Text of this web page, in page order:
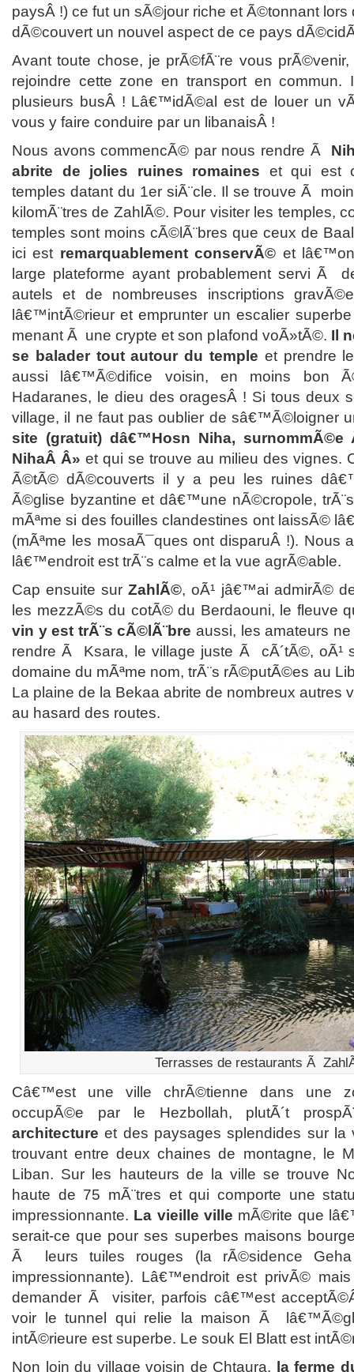
paysÂ !) ce fut un sÃ©jour riche et Ã©tonnant
dÃ©couvert un nouvel aspect de ce pays
Avant toute chose, je prÃ©fÃ¨re vous
rejoindre cette zone en transport en commun.
plusieurs busÂ ! Lâ€™idÃ©al est de louer un
vous y faire conduire par un libanaisÂ !
Nous avons commencÃ© par nous rendre Ã
abrite de jolies ruines romaines et qui est
temples datant du 1er siÃ¨cle. Il se trouve Ã
kilomÃ¨tres de ZahlÃ©. Pour visiter les temples,
temples sont moins cÃ©lÃ¨bres que ceux de
ici est remarquablement conservÃ© et
large plateforme ayant probablement servi Ã
autels et de nombreuses inscriptions
lâ€™intÃ©rieur et emprunter un escalier
menant Ã une crypte et son plafond voÃ»tÃ©. Il
se balader tout autour du temple et prendre
aussi lâ€™Ã©difice voisin, en moins bon
Hadaranes, le dieu des oragesÂ ! Si tous deux
village, il ne faut pas oublier de sâ€™Ã©loigner
site (gratuit) dâ€™Hosn Niha, surnommÃ©e
NihaÂ Â» et qui se trouve au milieu des
Ã©tÃ© dÃ©couverts il y a peu les ruines
Ã©glise byzantine et dâ€™une nÃ©cropole,
mÃªme si des fouilles clandestines ont laissÃ©
(mÃªme les mosaÃ¯ques ont disparuÂ !). Nous
lâ€™endroit est trÃ¨s calme et la vue agrÃ©able.
Cap ensuite surZahlÃ©, oÃ¹ jâ€™ai admirÃ©
les mezzÃ©s du cotÃ© du Berdaouni, le fleuve
vin y est trÃ¨s cÃ©lÃ¨bre aussi, les amateurs
rendre Ã Ksara, le village juste Ã cÃ´tÃ©, oÃ¹
domaine du mÃªme nom, trÃ¨s rÃ©putÃ©es au
La plaine de la Bekaa abrite de nombreux autres
au hasard des routes.
Terrasses de restaurants Ã
Câ€™est une ville chrÃ©tienne dans une
occupÃ©e par le Hezbollah, plutÃ´t
architecture et des paysages splendides sur
trouvant entre deux chaines de montagne, le
Liban. Sur les hauteurs de la ville se trouve
haute de 75 mÃ¨tres et qui comporte une
impressionnante. La vieille ville mÃ©rite que
serait-ce que pour ses superbes maisons
Ã leurs tuiles rouges (la rÃ©sidence Geha
impressionnante). Lâ€™endroit est privÃ©
demander Ã visiter, parfois câ€™est
voir le tunnel qui relie la maison Ã
intÃ©rieure est superbe. Le souk El Blatt est
Non loin du village voisin de Chtaura,
la ferme